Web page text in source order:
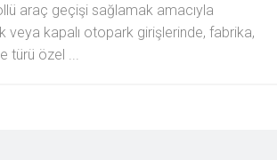
araç geçişi sağlamak amacıyla
veya kapalı otopark girişlerinde, fabrika,
türü özel ...